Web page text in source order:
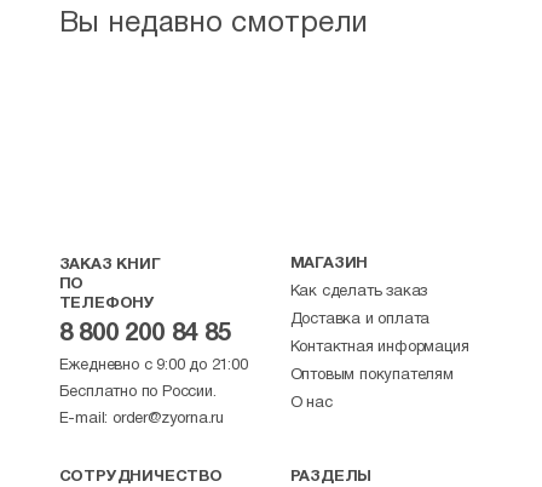
Вы недавно смотрели
ЗАКАЗ КНИГ
ПО
ТЕЛЕФОНУ
8 800 200 84 85
Ежедневно с 9:00 до 21:00
Бесплатно по России.
E-mail: order@zyorna.ru
МАГАЗИН
Как сделать заказ
Доставка и оплата
Контактная информация
Оптовым покупателям
О нас
СОТРУДНИЧЕСТВО РАЗДЕЛЫ